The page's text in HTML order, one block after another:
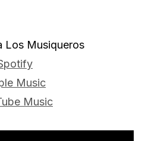
Los Musiqueros
Music
Music